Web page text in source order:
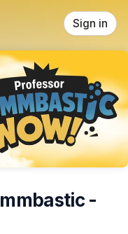
Sign in
-